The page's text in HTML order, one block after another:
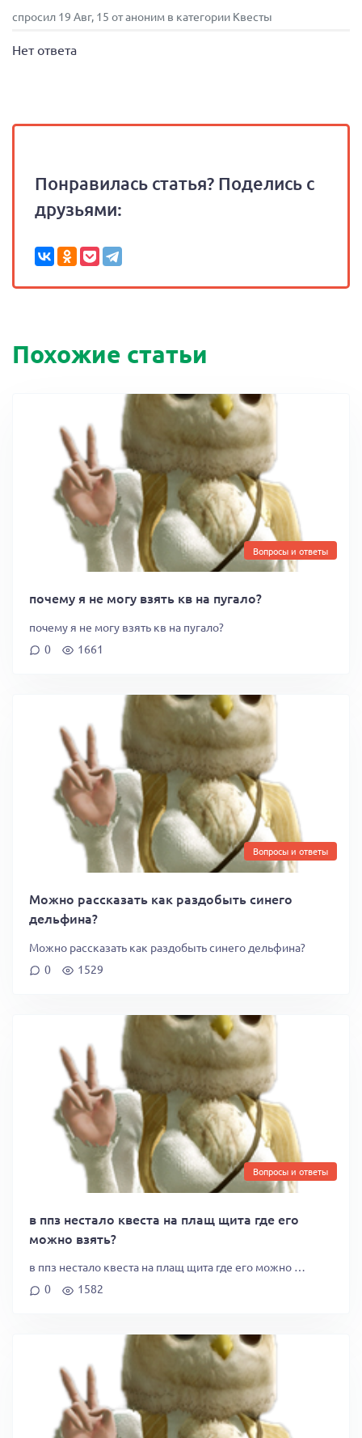
спросил 19 Авг, 15 от аноним в категории Квесты
Нет ответа
Понравилась статья? Поделись с
друзьями:
Похожие статьи
Вопросы и ответы
почему я не могу взять кв на пугало?
почему я не могу взять кв на пугало?
0
1661
Вопросы и ответы
Можно рассказать как раздобыть синего
дельфина?
Можно рассказать как раздобыть синего дельфина?
0
1529
Вопросы и ответы
в ппз нестало квеста на плащ щита где его
можно взять?
в ппз нестало квеста на плащ щита где его можно …
0
1582